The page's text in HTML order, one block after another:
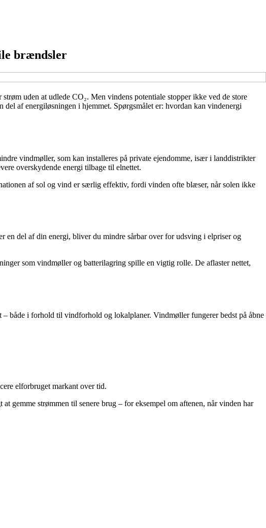
brændsler
uden at udlede CO₂. Men vindens potentiale stopper ikke ved de store
af energiløsningen i hjemmet. Spørgsmålet er: hvordan kan vindenergi
vindmøller, som kan installeres på private ejendomme, især i landdistrikter
overskydende energi tilbage til elnettet.
af sol og vind er særlig effektiv, fordi vinden ofte blæser, når solen ikke
en del af din energi, bliver du mindre sårbar over for udsving i elpriser og
som vindmøller og batterilagring spille en vigtig rolle. De aflaster nettet,
både i forhold til vindforhold og lokalplaner. Vindmøller fungerer bedst på åbne
elforbruget markant over tid.
gemme strømmen til senere brug – for eksempel om aftenen, når vinden har